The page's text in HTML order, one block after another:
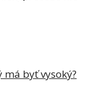
má byť vysoký?